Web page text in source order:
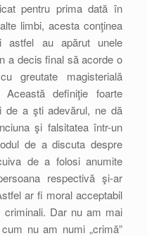
pentru prima dată în
limbi, acesta conţinea
astfel au apărut unele
a decis final să acorde o
greutate magisterială
definiţie foarte
de a şti adevărul, ne dă
şi falsitatea într-un
de a discuta despre
de a folosi anumite
respectivă şi-ar
ar fi moral acceptabil
Dar nu am mai
nu am numi „crimă”